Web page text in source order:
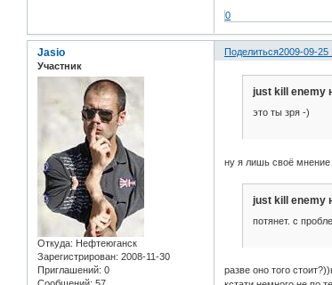
0
Поделиться2009-09-25
Jasio
Участник
Откуда: Нефтеюганск
Зарегистрирован: 2008-11-30
Приглашений: 0
just kill enemy
это ты зря -)
ну я лишь своё мнение
just kill enemy
потянет. с
разве оно того